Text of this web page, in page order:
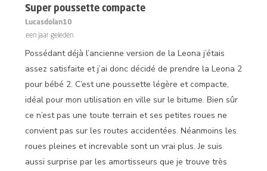
Super poussette compacte
Lucasdolan10
een jaar geleden
Possédant déjà l’ancienne version de la Leona j’étais
assez satisfaite et j’ai donc décidé de prendre la Leona 2
pour bébé 2. C’est une poussette légère et compacte,
idéal pour mon utilisation en ville sur le bitume. Bien sûr
ce n’est pas une toute terrain et ses petites roues ne
convient pas sur les routes accidentées. Néanmoins les
roues pleines et increvable sont un vrai plus. Je suis
aussi surprise par les amortisseurs que je trouve très